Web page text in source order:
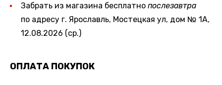
Забрать из магазина бесплатно послезавтра
по адресу г. Ярославль, Мостецкая ул, дом № 1А,
12.08.2026 (ср.)
ОПЛАТА ПОКУПОК